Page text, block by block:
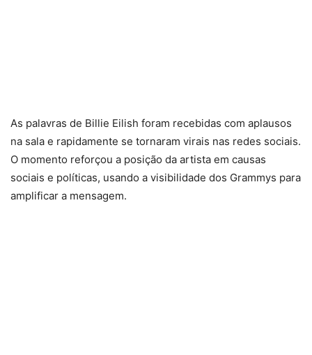
As palavras de Billie Eilish foram recebidas com aplausos
na sala e rapidamente se tornaram virais nas redes sociais.
O momento reforçou a posição da artista em causas
sociais e políticas, usando a visibilidade dos Grammys para
amplificar a mensagem.